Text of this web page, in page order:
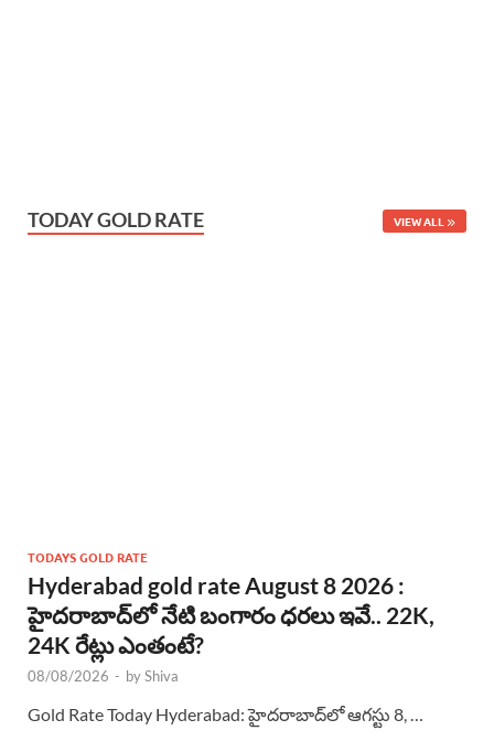
TODAY GOLD RATE VIEW ALL
TODAYS GOLD RATE
Hyderabad gold rate August 8 2026 :
హైదరాబాద్‌లో నేటి బంగారం ధరలు ఇవే.. 22K,
24K రేట్లు ఎంతంటే?
08/08/2026 - byShiva
Gold Rate Today Hyderabad: హైదరాబాద్‌లో ఆగస్టు 8, …